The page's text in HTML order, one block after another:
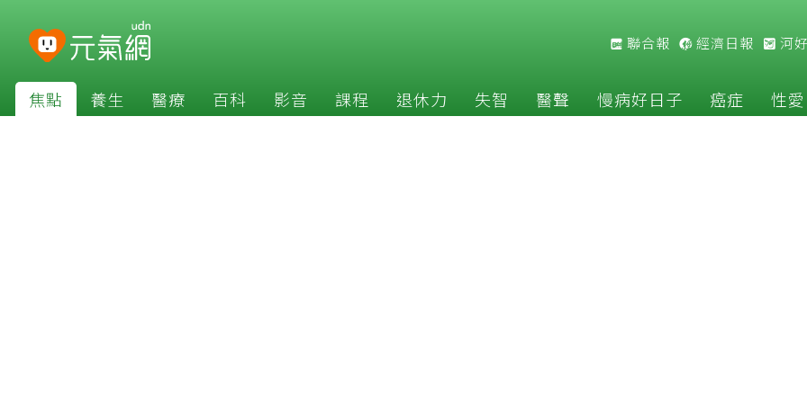
聯合報 經濟日報 河
焦點 養生 醫療 百科 影音 課程 退休力 失智 醫聲 慢病好日子 癌症 性愛